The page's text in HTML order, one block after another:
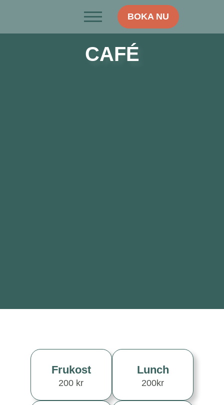
BOKA NU
CAFÉ
Frukost
200 kr
Lunch
200kr